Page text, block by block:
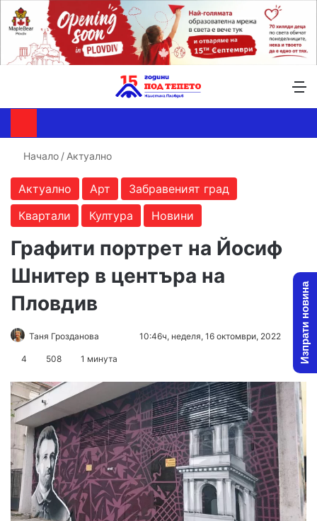
Начало / Актуално
Актуално Арт
Забравеният град
Квартали
Култура Новини
Графити портрет на Йосиф
Шнитер в центъра на
Пловдив
Таня Грозданова
Send10:46ч, неделя, 16 октомври, 2022
4 508 1 минута Изпрати новина